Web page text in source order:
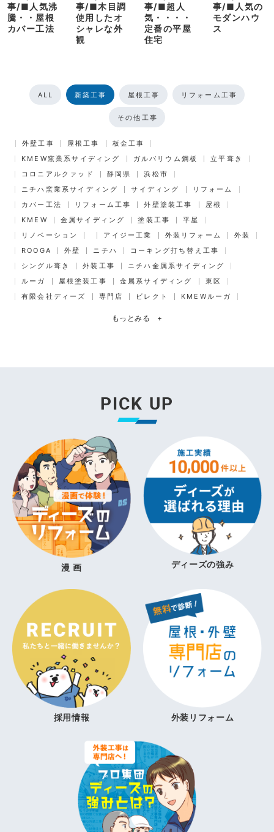
事/■人気沸
騰・・屋根
カバー工法
事/■木目調
使用したオ
シャレな外
観
事/■超人
気・・・・
定番の平屋
住宅
事/■人気の
モダンハウ
ス
ALL 新築工事 屋根工事 リフォーム工事
その他工事
外壁工事 屋根工事
板金工事
KMEW窯業系サイディング
ガルバリウム鋼板
立平葺き
コロニアルクァッド
静岡県
浜松市
ニチハ窯業系サイディング
サイディング
リフォーム
カバー工法
リフォーム工事 外壁塗装工事
屋根
KMEW
金属サイディング 塗装工事
平屋
リノベーション
アイジー工業 外装リフォーム
外装
ROOGA
外壁 ニチハ
コーキング打ち替え工事
シングル葺き
外装工事
ニチハ金属系サイディング
ルーガ
屋根塗装工事 金属系サイディング
東区
有限会社ディーズ
専門店 ビレクト KMEWルーガ
もっとみる +
PICK UP
漫 画 ディーズの強み
採用情報 外装リフォーム